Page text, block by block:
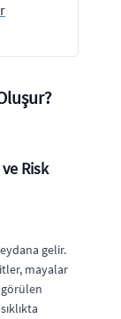
Risk
gelir.
mayalar
görülen